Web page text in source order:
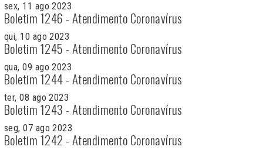
sex, 11 ago 2023
Boletim 1246 - Atendimento Coronavírus
qui, 10 ago 2023
Boletim 1245 - Atendimento Coronavírus
qua, 09 ago 2023
Boletim 1244 - Atendimento Coronavírus
ter, 08 ago 2023
Boletim 1243 - Atendimento Coronavírus
seg, 07 ago 2023
Boletim 1242 - Atendimento Coronavírus